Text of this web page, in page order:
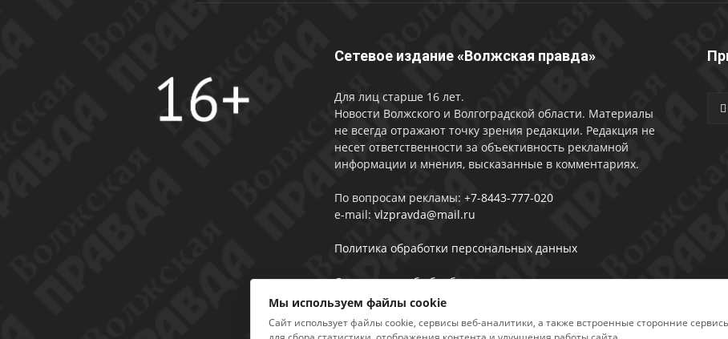
Сетевое издание «Волжская правда»
Для лиц старше 16 лет.
Новости Волжского и Волгоградской области. Материалы
не всегда отражают точку зрения редакции. Редакция не
несет ответственности за объективность рекламной
информации и мнения, высказанные в комментариях.
По вопросам рекламы: +7-8443-777-020
e-mail: vlzpravda@mail.ru
Политика обработки персональных данных
Соглашении об обработке персональных данных
Мы используем файлы cookie
Сайт использует файлы cookie, сервисы веб-аналитики, а также встроенные сторонние